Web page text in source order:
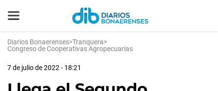
Diarios Bonaerenses>Tranquera>
Congreso de Cooperativas Agropecuarias
7 de julio de 2022 - 18:21